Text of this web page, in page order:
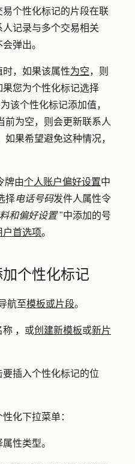
个性化标记的片段在联
记录与多个交易相关
弹出。
，如果该属性为空，则
您为个性化标记选择
该个性化标记添加值，
前为空，则会更新联系人
如果希望避免这种情况，
牌由个人账户偏好设置中
择电话号码发件人属性令
和偏好设置"中添加的号
户首选项。
个性化标记
航至模板或片段。
称 ，或创建新模板或新片
插入个性化标记的位
性化下拉菜单：
属性类型。